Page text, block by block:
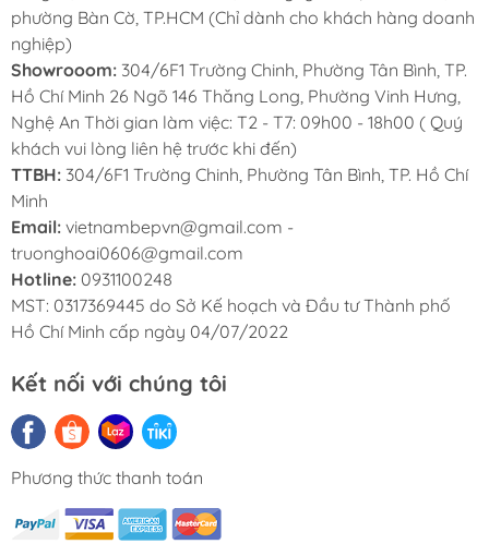
phường Bàn Cờ, TP.HCM (Chỉ dành cho khách hàng doanh
nghiệp)
Showrooom: 304/6F1 Trường Chinh, Phường Tân Bình, TP.
Hồ Chí Minh 26 Ngõ 146 Thăng Long, Phường Vinh Hưng,
Nghệ An Thời gian làm việc: T2 - T7: 09h00 - 18h00 ( Quý
khách vui lòng liên hệ trước khi đến)
TTBH: 304/6F1 Trường Chinh, Phường Tân Bình, TP. Hồ Chí
Minh
Email: vietnambepvn@gmail.com -
truonghoai0606@gmail.com
Hotline: 0931100248
MST: 0317369445 do Sở Kế hoạch và Đầu tư Thành phố
Hồ Chí Minh cấp ngày 04/07/2022
Kết nối với chúng tôi
Phương thức thanh toán